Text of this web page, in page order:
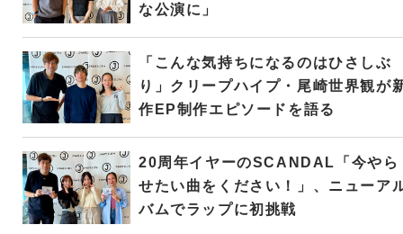
な公演に」
「こんな気持ちになるのはひさしぶ
り」クリープハイプ・尾崎世界観が
作EP制作エピソードを語る
20周年イヤーのSCANDAL「今やら
せたい曲をください！」、ニューア
バムでラップに初挑戦